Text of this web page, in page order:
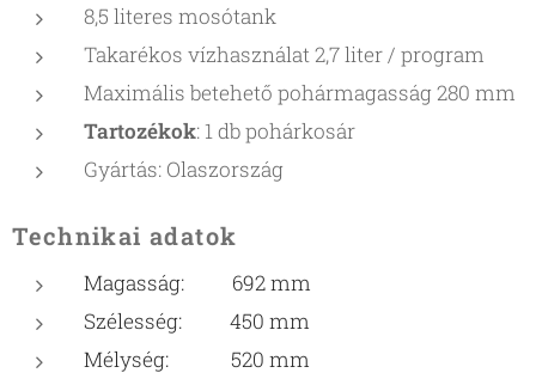
8,5 literes mosótank
Takarékos vízhasználat 2,7 liter / program
Maximális betehető pohármagasság 280 mm
Tartozékok: 1 db pohárkosár
Gyártás: Olaszország
Technikai adatok
Magasság: 692 mm
Szélesség: 450 mm
Mélység: 520 mm